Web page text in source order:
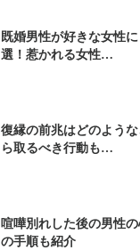
既婚男性が好きな女性
選！惹かれる女性…
復縁の前兆はどのよう
ら取るべき行動も…
喧嘩別れした後の男性
の手順も紹介